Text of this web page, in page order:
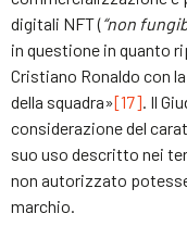
digitali NFT (“non
in questione in quanto
Cristiano Ronaldo con
della squadra»[17]. Il
considerazione del
suo uso descritto nei
non autorizzato
marchio.